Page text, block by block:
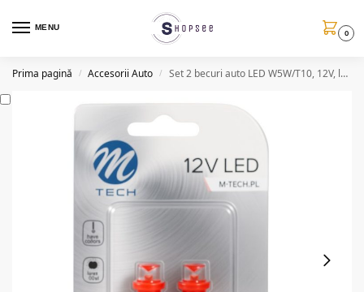
MENU
0
Prima pagină / Accesorii Auto / Set 2 becuri auto LED W5W/T10, 12V, lumina rosie